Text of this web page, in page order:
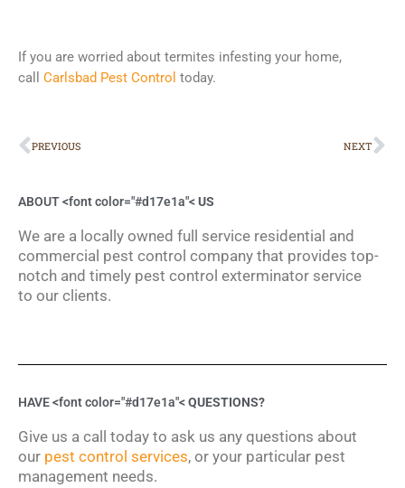
If you are worried about termites infesting your home,
call Carlsbad Pest Control today.
Prev
PREVIOUS NEXT
ABOUT <font color="#d17e1a"<US
We are a locally owned full service residential and
commercial pest control company that provides top-
notch and timely pest control exterminator service
to our clients.
HAVE <font color="#d17e1a"<QUESTIONS?
Give us a call today to ask us any questions about
our pest control services, or your particular pest
management needs.